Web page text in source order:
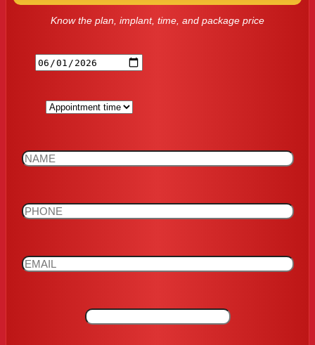
Know the plan, implant, time, and package price